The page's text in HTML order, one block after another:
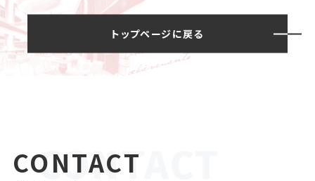
トップページに戻る
CONTACT